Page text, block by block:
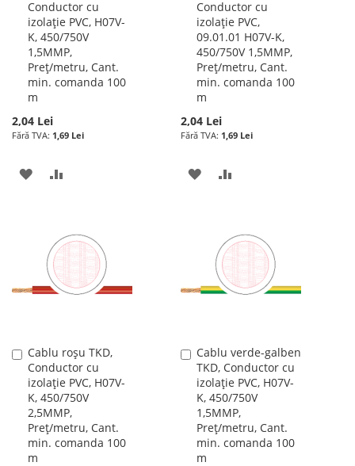
Conductor cu
izolație PVC, H07V-
K, 450/750V
1,5MMP,
Preț/metru, Cant.
min. comanda 100
m
2,04 Lei
1,69 Lei
în
cos
ADAUGATI
DE
DORINTE
Conductor cu
izolație PVC,
09.01.01 H07V-K,
450/750V 1,5MMP,
Preț/metru, Cant.
min. comanda 100
m
2,04 Lei
1,69 Lei
în
cos
ADAUGATI
DE
DORINTE
Cablu roșu TKD,
Conductor cu
izolație PVC, H07V-
K, 450/750V
2,5MMP,
Preț/metru, Cant.
min. comanda 100
m
Adauga
în
cos
Cablu verde-galben
TKD, Conductor cu
izolație PVC, H07V-
K, 450/750V
1,5MMP,
Preț/metru, Cant.
min. comanda 100
m
Adauga
în
cos